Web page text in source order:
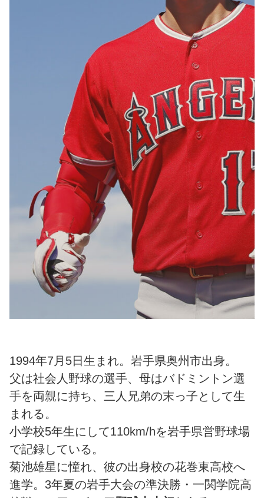
1994年7月5日生まれ。岩手県奥州市出身。
父は社会人野球の選手、母はバドミントン選
手を両親に持ち、三人兄弟の末っ子として生
まれる。
小学校5年生にして110km/hを岩手県営野球場
で記録している。
菊池雄星に憧れ、彼の出身校の花巻東高校へ
進学。3年夏の岩手大会の準決勝・一関学院高